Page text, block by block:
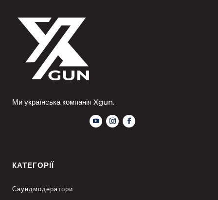
Ми українська компанія Xgun.
КАТЕГОРІЇ
Саундмодератори